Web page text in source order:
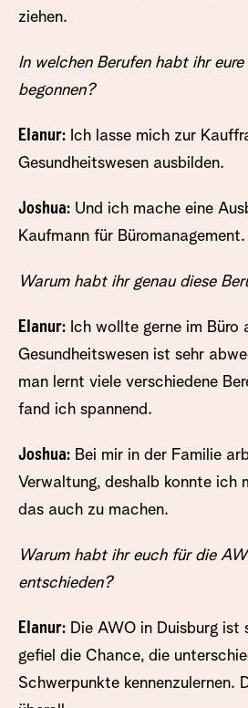
ziehen.
In welchen Berufen habt ihr eure
begonnen?
Elanur: Ich lasse mich zur
Gesundheitswesen ausbilden.
Joshua: Und ich mache eine
Kaufmann für Büromanagement.
Warum habt ihr genau diese
Elanur: Ich wollte gerne im Büro
Gesundheitswesen ist sehr
man lernt viele verschiedene
fand ich spannend.
Joshua: Bei mir in der Familie
Verwaltung, deshalb konnte ich
das auch zu machen.
Warum habt ihr euch für die
entschieden?
Elanur: Die AWO in Duisburg ist
gefiel die Chance, die
Schwerpunkte kennenzulernen.